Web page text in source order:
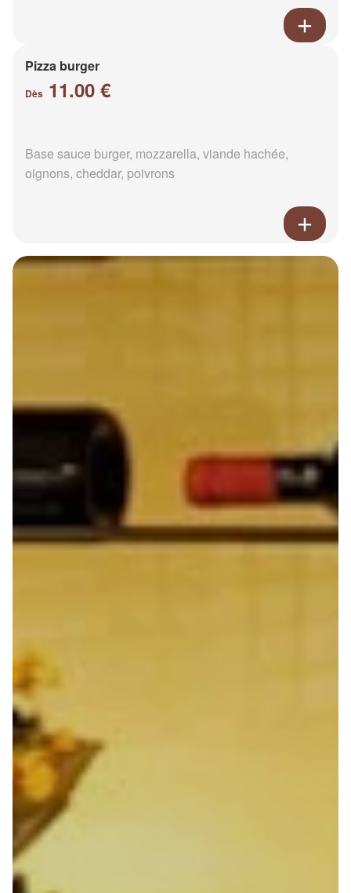
Pizza burger
Dès 11.00 €
Base sauce burger, mozzarella, viande hachée,
oignons, cheddar, poivrons